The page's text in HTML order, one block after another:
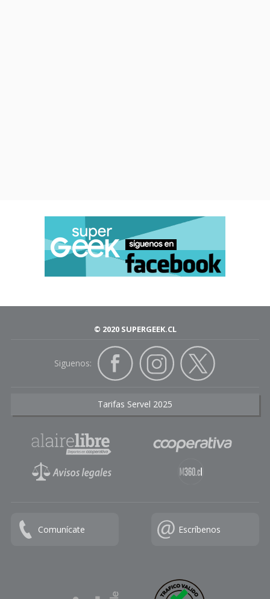
© 2020 SUPERGEEK.CL
Siguenos:
Tarifas Servel 2025
Comunícate Escríbenos